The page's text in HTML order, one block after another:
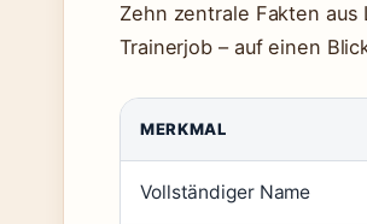
Zehn zentrale Fakten
Trainerjob – auf einen
MERKMAL
Vollständiger Name